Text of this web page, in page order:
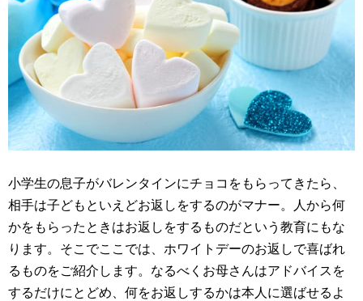
小学生の息子がバレンタインにチョコをもらってきたら、
相手は子どもといえどお返しをするのがマナー。人から何
かをもらったときはお返しをするものだという教育にもな
ります。そこでここでは、ホワイトデーのお返しで喜ばれ
るものをご紹介します。なるべくお母さんはアドバイスを
するだけにとどめ、何をお返しするかは本人に選ばせるよ